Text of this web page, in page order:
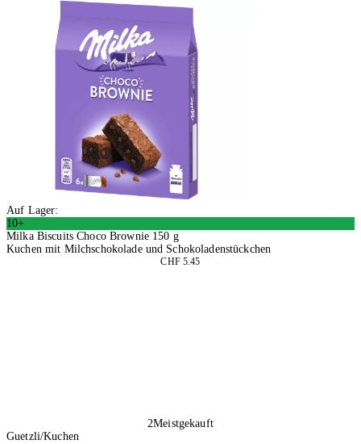
Auf Lager:
10+
Milka Biscuits Choco Brownie 150 g
Kuchen mit Milchschokolade und Schokoladenstückchen
CHF 5.45
2Meistgekauft
Guetzli/Kuchen